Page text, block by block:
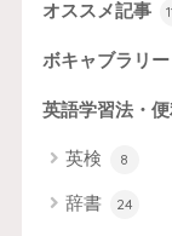
オススメ記事
ボキャブラリー
英語学習法・
英検 8
辞書 24